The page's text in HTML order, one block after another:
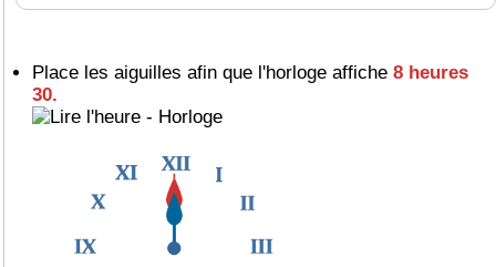
Place les aiguilles afin que l'horloge affiche 8 heures
30.